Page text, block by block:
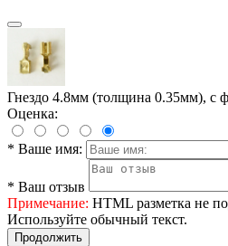
Гнездо 4.8мм (толщина 0.35мм), с
Оценка:
* Ваше имя:
* Ваш отзыв
Примечание: HTML разметка не
Используйте обычный текст.
Продолжить